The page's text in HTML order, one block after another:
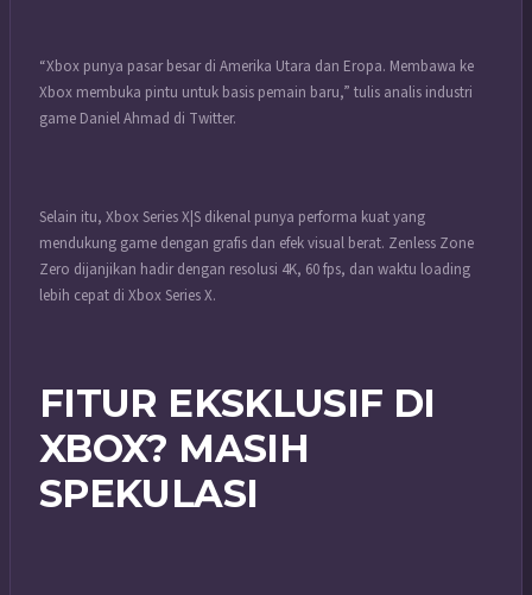
“Xbox punya pasar besar di Amerika Utara dan Eropa. Membawa ke
Xbox membuka pintu untuk basis pemain baru,” tulis analis industri
game Daniel Ahmad di Twitter.
Selain itu, Xbox Series X|S dikenal punya performa kuat yang
mendukung game dengan grafis dan efek visual berat. Zenless Zone
Zero dijanjikan hadir dengan resolusi 4K, 60 fps, dan waktu loading
lebih cepat di Xbox Series X.
FITUR EKSKLUSIF DI
XBOX? MASIH
SPEKULASI